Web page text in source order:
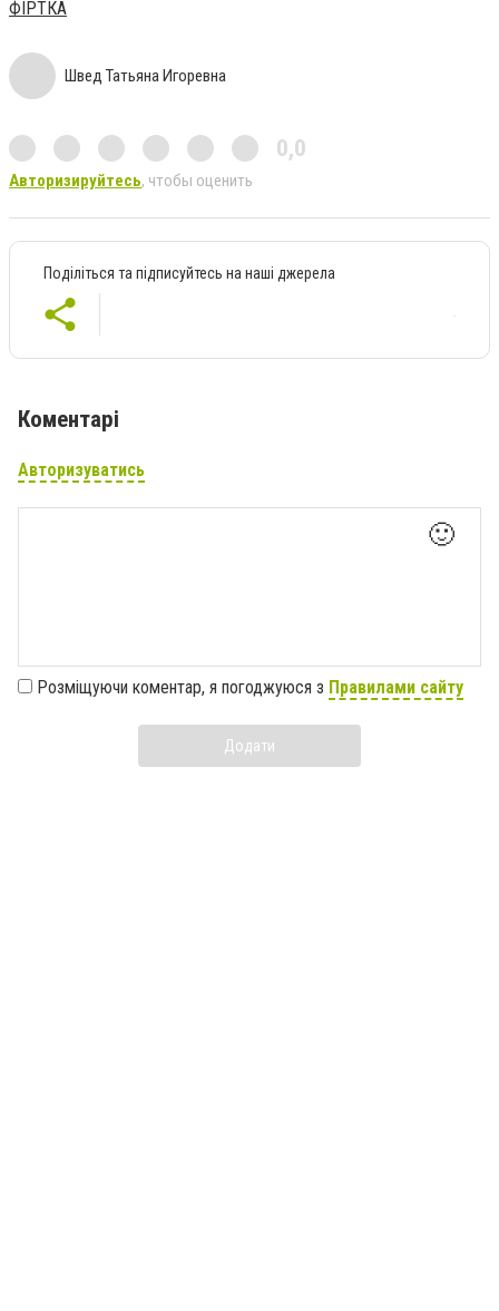
ФІРТКА
Швед Татьяна Игоревна
0,0
Авторизируйтесь, чтобы оценить
Поділіться та підписуйтесь на наші джерела
Коментарі
Авторизуватись
🙂
Розміщуючи коментар, я погоджуюся з Правилами сайту
Додати